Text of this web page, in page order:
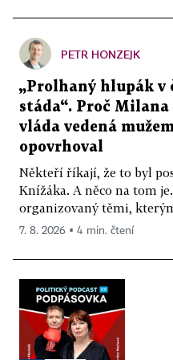
PETR HONZEJK
„Prolhaný hlupák v
stáda“. Proč
vláda vedená
opovrhoval
Někteří říkají, že to byl
Knížáka. A něco na tom
organizovaný těmi,
7. 8. 2026 ▪ 4 min. čtení